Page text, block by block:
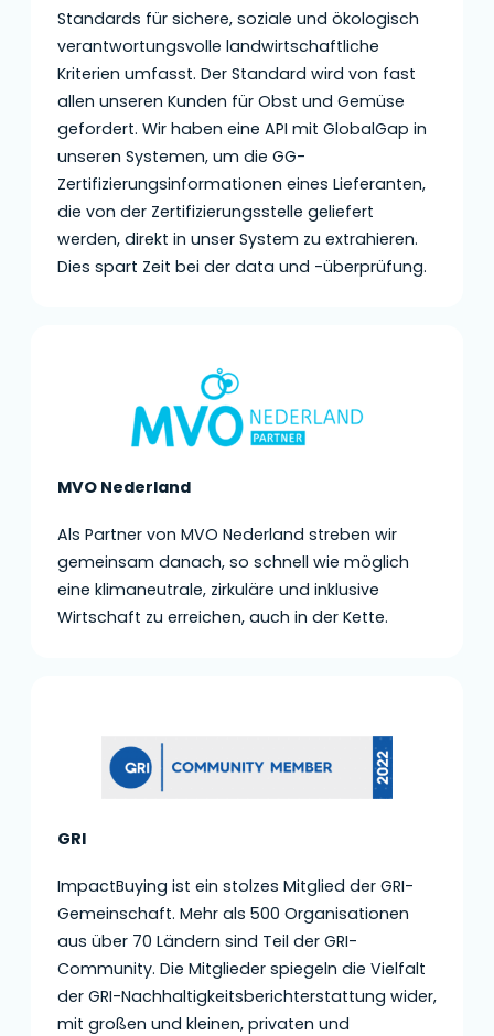
Standards für sichere, soziale und ökologisch
verantwortungsvolle landwirtschaftliche
Kriterien umfasst. Der Standard wird von fast
allen unseren Kunden für Obst und Gemüse
gefordert. Wir haben eine API mit GlobalGap in
unseren Systemen, um die GG-
Zertifizierungsinformationen eines Lieferanten,
die von der Zertifizierungsstelle geliefert
werden, direkt in unser System zu extrahieren.
Dies spart Zeit bei der data und -überprüfung.
MVO Nederland
Als Partner von MVO Nederland streben wir
gemeinsam danach, so schnell wie möglich
eine klimaneutrale, zirkuläre und inklusive
Wirtschaft zu erreichen, auch in der Kette.
GRI
ImpactBuying ist ein stolzes Mitglied der GRI-
Gemeinschaft. Mehr als 500 Organisationen
aus über 70 Ländern sind Teil der GRI-
Community. Die Mitglieder spiegeln die Vielfalt
der GRI-Nachhaltigkeitsberichterstattung wider,
mit großen und kleinen, privaten und